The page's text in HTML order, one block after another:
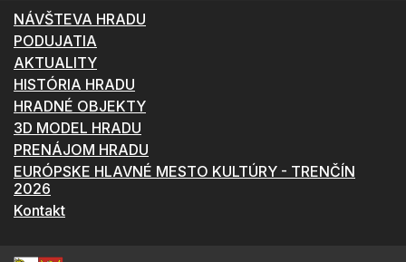
NÁVŠTEVA HRADU
PODUJATIA
AKTUALITY
HISTÓRIA HRADU
HRADNÉ OBJEKTY
3D MODEL HRADU
PRENÁJOM HRADU
EURÓPSKE HLAVNÉ MESTO KULTÚRY - TRENČÍN
2026
Kontakt